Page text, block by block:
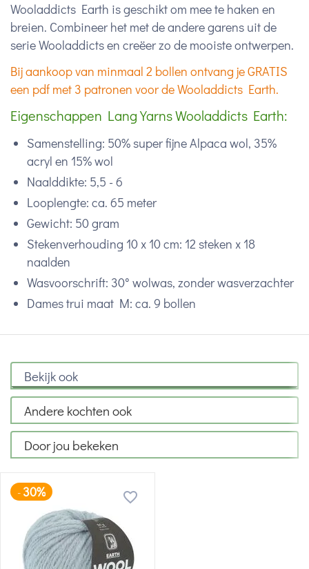
Wooladdicts Earth is geschikt om mee te haken en
breien. Combineer het met de andere garens uit de
serie Wooladdicts en creëer zo de mooiste ontwerpen.
Bij aankoop van minmaal 2 bollen ontvang je GRATIS
een pdf met 3 patronen voor de Wooladdicts Earth.
Eigenschappen Lang Yarns Wooladdicts Earth:
Samenstelling: 50% super fijne Alpaca wol, 35%
acryl en 15% wol
Naalddikte: 5,5 - 6
Looplengte: ca. 65 meter
Gewicht: 50 gram
Stekenverhouding 10 x 10 cm: 12 steken x 18
naalden
Wasvoorschrift: 30° wolwas, zonder wasverzachter
Dames trui maat M: ca. 9 bollen
Bekijk ook
Andere kochten ook
Door jou bekeken
-30%